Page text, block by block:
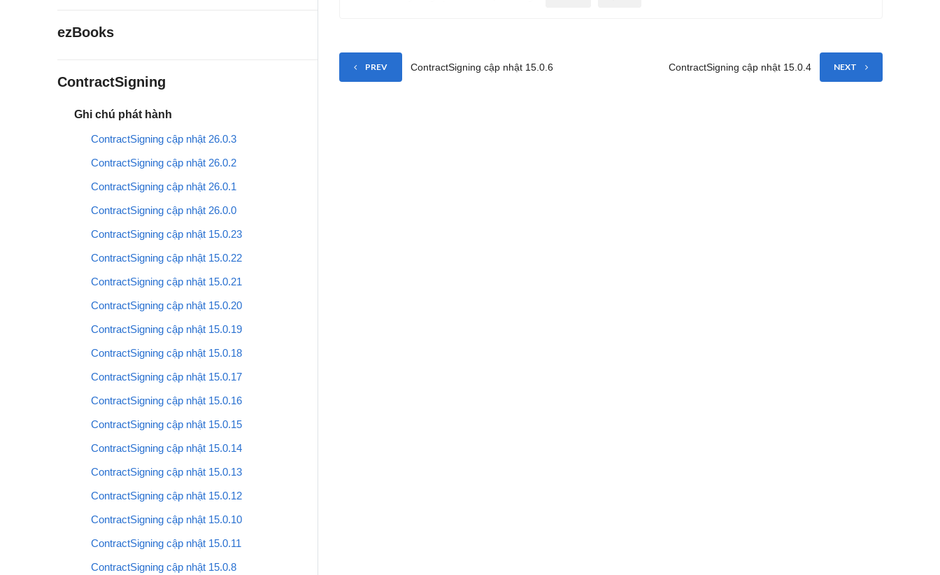
ezBooks
ContractSigning
Ghi chú phát hành
ContractSigning cập nhật 26.0.3
ContractSigning cập nhật 26.0.2
ContractSigning cập nhật 26.0.1
ContractSigning cập nhật 26.0.0
ContractSigning cập nhật 15.0.23
ContractSigning cập nhật 15.0.22
ContractSigning cập nhật 15.0.21
ContractSigning cập nhật 15.0.20
ContractSigning cập nhật 15.0.19
ContractSigning cập nhật 15.0.18
ContractSigning cập nhật 15.0.17
ContractSigning cập nhật 15.0.16
ContractSigning cập nhật 15.0.15
ContractSigning cập nhật 15.0.14
ContractSigning cập nhật 15.0.13
ContractSigning cập nhật 15.0.12
ContractSigning cập nhật 15.0.10
ContractSigning cập nhật 15.0.11
ContractSigning cập nhật 15.0.8
PREV ContractSigning cập nhật 15.0.6 ContractSigning cập nhật 15.0.4 NEXT